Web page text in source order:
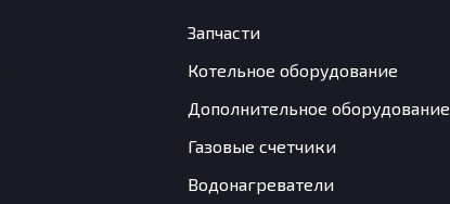
Запчасти
Котельное оборудование
Дополнительное оборудование
Газовые счетчики
Водонагреватели